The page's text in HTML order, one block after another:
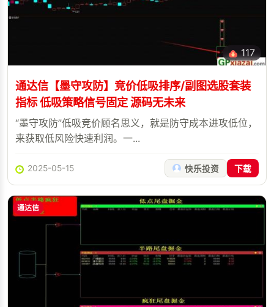
117
通达信【墨守攻防】竞价低吸排序/副图选股套装
指标 低吸策略信号固定 源码无未来
“墨守攻防”低吸竞价顾名思义，就是防守成本进攻低位，
来获取低风险快速利润。一...
2025-05-15 快乐投资 下载
通达信